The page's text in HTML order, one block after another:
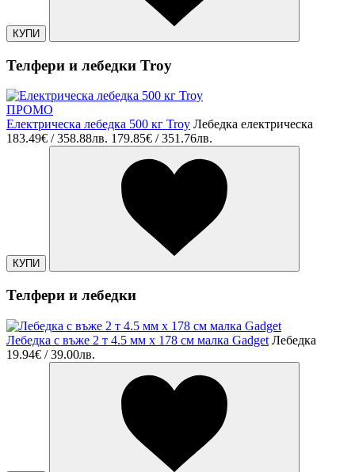
КУПИ
Телфери и лебедки Troy
ПРОМО
Електрическа лебедка 500 кг Troy Лебедка електрическа
183.49€ / 358.88лв. 179.85€ / 351.76лв.
КУПИ
Телфери и лебедки
Лебедка с въже 2 т 4.5 мм х 178 см малка Gadget Лебедка
19.94€ / 39.00лв.